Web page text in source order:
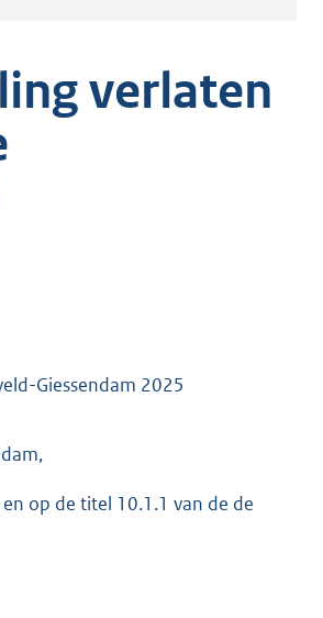
verlaten
Giessendam 2025
op de titel 10.1.1 van de de